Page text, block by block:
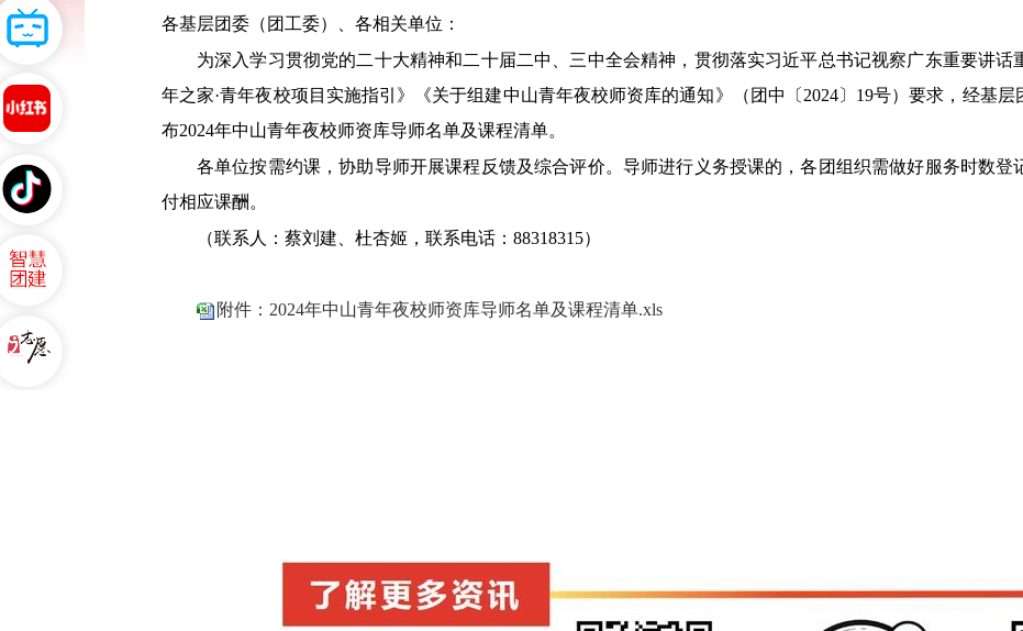
各基层团委（团工委）、各相关单位：
为深入学习贯彻党的二十大精神和二十届二中、三中全会精神，贯彻落实习近平总书记视察广东重要讲
年之家·青年夜校项目实施指引》《关于组建中山青年夜校师资库的通知》（团中〔2024〕19号）要求，经基
布2024年中山青年夜校师资库导师名单及课程清单。
各单位按需约课，协助导师开展课程反馈及综合评价。导师进行义务授课的，各团组织需做好服务时数登
付相应课酬。
（联系人：蔡刘建、杜杏姬，联系电话：88318315）
附件：2024年中山青年夜校师资库导师名单及课程清单.xls